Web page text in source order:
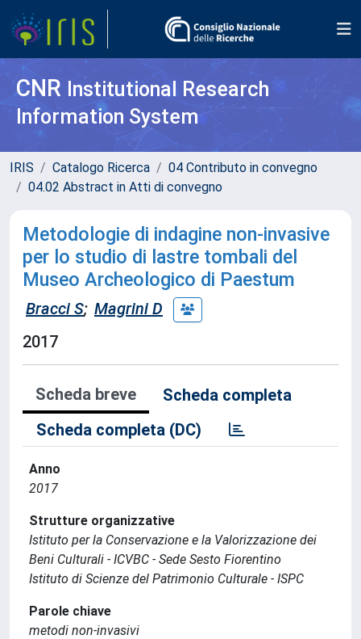
CNR Institutional Research
Information System
IRIS Catalogo Ricerca
04 Contributo in convegno
04.02 Abstract in Atti di convegno
Metodologie di indagine non-invasive
per lo studio di lastre tombali del
Museo Archeologico di Paestum
Bracci S; Magrini D
2017
Scheda breve
Scheda completa
Scheda completa (DC)
Anno
2017
Strutture organizzative
Istituto per la Conservazione e la Valorizzazione dei
Beni Culturali - ICVBC - Sede Sesto Fiorentino
Istituto di Scienze del Patrimonio Culturale - ISPC
Parole chiave
metodi non-invasivi